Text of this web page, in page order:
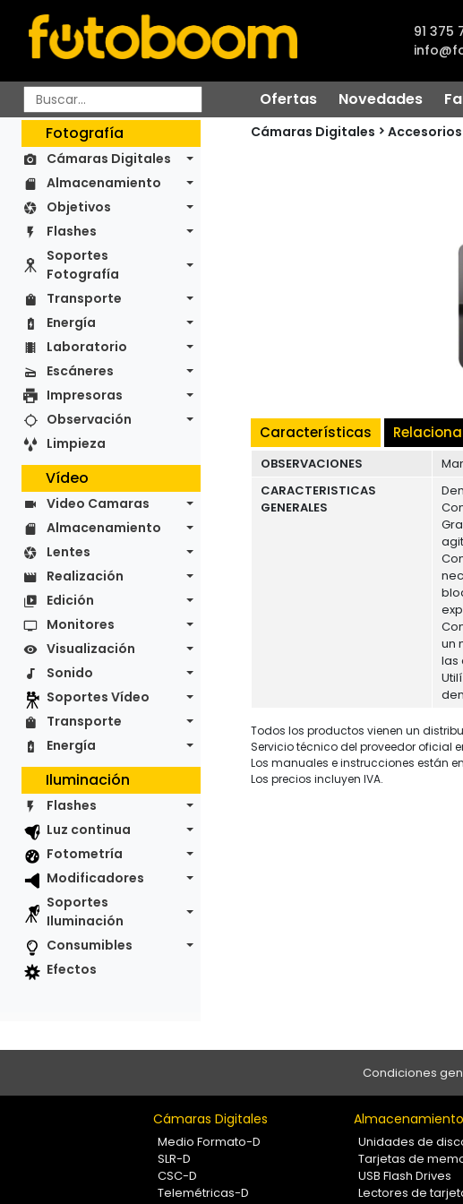
91 375
Ofertas Novedades
Fotografía
Cámaras Digitales
Almacenamiento
Objetivos
Flashes
Soportes
Fotografía
Transporte
Energía
Laboratorio
Escáneres
Impresoras
Observación
Limpieza
Vídeo
Video Camaras
Almacenamiento
Lentes
Realización
Edición
Monitores
Visualización
Sonido
Soportes Vídeo
Transporte
Energía
Iluminación
Flashes
Luz continua
Fotometría
Modificadores
Soportes
Iluminación
Consumibles
Efectos
Cámaras Digitales
Características
OBSERVACIONES
CARACTERISTICAS
GENERALES
un
las
Todos los productos vienen un
Servicio técnico del proveedor oficial
Los manuales e instrucciones están
Los precios incluyen IVA.
Condiciones
Cámaras Digitales
Medio Formato-D
SLR-D
CSC-D
Telemétricas-D
Almacenamiento
Unidades de
Tarjetas de
USB Flash Drives
Lectores de